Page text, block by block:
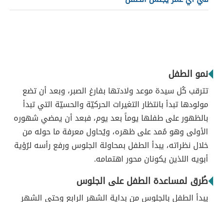
نمو الطفل
تترقب كُل سيدة موعد ولادتها بفارغ الصبر، وبعد أن تضع
مولودها تبدأ بانتظار التغيرات الحركيّة والحسيّة التي تبدأ
بالظهور على طفلها يوماً بعد يوم، فبعد أن يمضي شهوره
الأولى وهو مُمد على ظهره، ويُحاول معرفة ما حوله من
خلال نظراته، يبدأ الطفل بمحاولة الجلوس ورفع رأسه لرُؤية
أبويه اللذين يكونان محور اهتمامه.
طُرق لمساعدة الطفل على الجلوس
يبدأ الطفل بالجلوس من بداية الشهر الرابع وحتى الشهر